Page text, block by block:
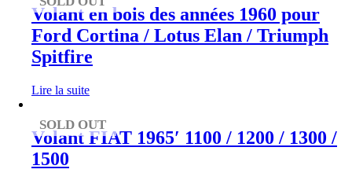
Volant en bois des années 1960 pour
Ford Cortina / Lotus Elan / Triumph
Spitfire
Lire la suite
SOLD OUT
Volant FIAT 1965′ 1100 / 1200 / 1300 /
1500